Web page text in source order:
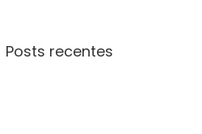
Posts recentes